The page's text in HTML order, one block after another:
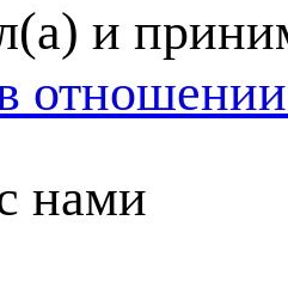
и
нами